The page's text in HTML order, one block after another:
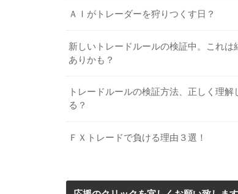
ＡＩがトレーダーを狩りつくす日？
新しいトレードルールの検証中。これは
ありかも？
トレードルールの検証方法、正しく理解
る？
ＦＸトレードで負ける理由３選！